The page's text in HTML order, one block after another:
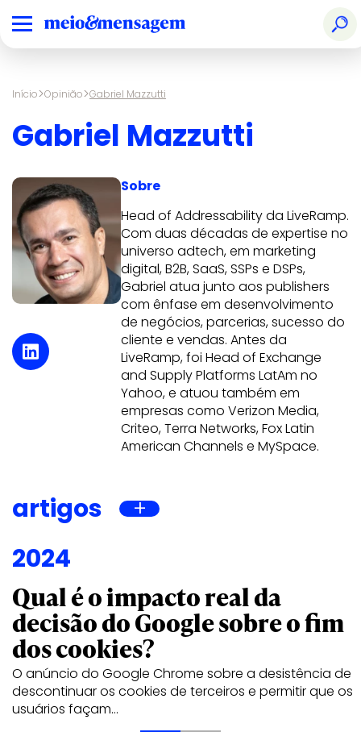
Início>Opinião>Gabriel Mazzutti
Gabriel Mazzutti
Sobre
Head of Addressability da LiveRamp.
Com duas décadas de expertise no
universo adtech, em marketing
digital, B2B, SaaS, SSPs e DSPs,
Gabriel atua junto aos publishers
com ênfase em desenvolvimento
de negócios, parcerias, sucesso do
cliente e vendas. Antes da
LiveRamp, foi Head of Exchange
and Supply Platforms LatAm no
Yahoo, e atuou também em
empresas como Verizon Media,
Criteo, Terra Networks, Fox Latin
American Channels e MySpace.
artigos
2024
Qual é o impacto real da
decisão do Google sobre o fim
dos cookies?
O anúncio do Google Chrome sobre a desistência de
descontinuar os cookies de terceiros e permitir que os
usuários façam…